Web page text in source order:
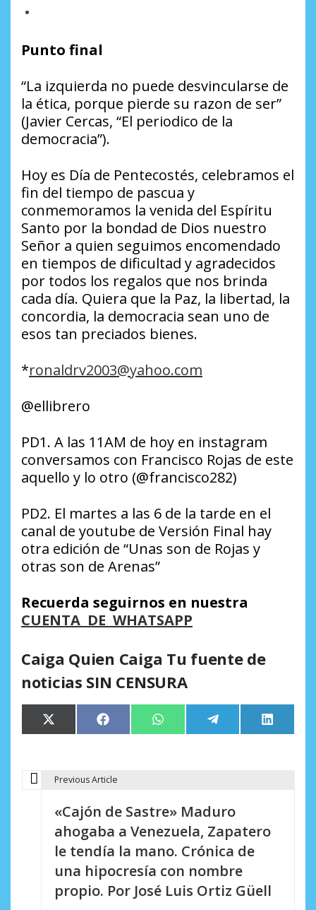
Punto final
“La izquierda no puede desvincularse de
la ética, porque pierde su razon de ser”
(Javier Cercas, “El periodico de la
democracia”).
Hoy es Día de Pentecostés, celebramos el
fin del tiempo de pascua y
conmemoramos la venida del Espíritu
Santo por la bondad de Dios nuestro
Señor a quien seguimos encomendado
en tiempos de dificultad y agradecidos
por todos los regalos que nos brinda
cada día. Quiera que la Paz, la libertad, la
concordia, la democracia sean uno de
esos tan preciados bienes.
*ronaldrv2003@yahoo.com
@ellibrero
PD1. A las 11AM de hoy en instagram
conversamos con Francisco Rojas de este
aquello y lo otro (@francisco282)
PD2. El martes a las 6 de la tarde en el
canal de youtube de Versión Final hay
otra edición de “Unas son de Rojas y
otras son de Arenas”
Recuerda seguirnos en nuestra
CUENTA DE WHATSAPP
Caiga Quien Caiga Tu fuente de
noticias SIN CENSURA
Compartir
en
X
(Twitter)
Compartir
en
Facebook Compartir
en
WhatsApp Compartir
en
Telegram
en
LinkedIn
N
Previous Article
«Cajón de Sastre» Maduro
ahogaba a Venezuela, Zapatero
le tendía la mano. Crónica de
una hipocresía con nombre
propio. Por José Luis Ortiz Güell